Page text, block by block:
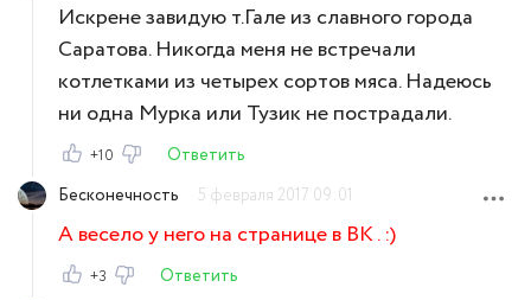
Искрене завидую т.Гале из славного города
Саратова. Никогда меня не встречали
котлетками из четырех сортов мяса. Надеюсь
ни одна Мурка или Тузик не пострадали.
+10
Ответить
Бесконечность
5 февраля 2017 09:01
А весело у него на странице в ВК . :)
+3
Ответить